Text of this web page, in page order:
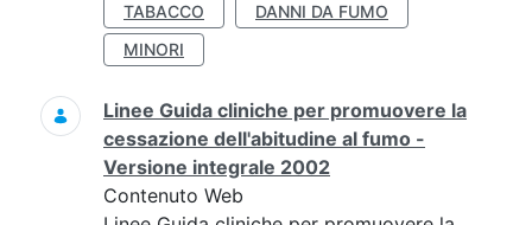
TABACCO
DANNI DA FUMO
MINORI
Linee Guida cliniche per promuovere la
cessazione dell'abitudine al fumo -
Versione integrale 2002
Contenuto Web